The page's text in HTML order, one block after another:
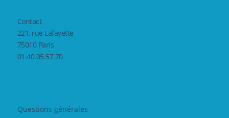
Contact
221, rue Lafayette
75010 Paris
01.40.05.57.70
Questions générales